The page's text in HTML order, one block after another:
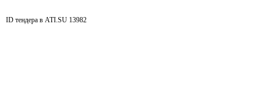
ID тендера в ATI.SU 13982